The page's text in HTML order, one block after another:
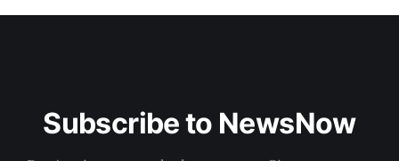
Subscribe to NewsNow